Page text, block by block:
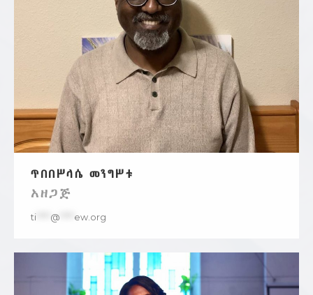
ጥበበሥላሴ መንግሥቱ
አዘጋጅ
ti @ ew.org